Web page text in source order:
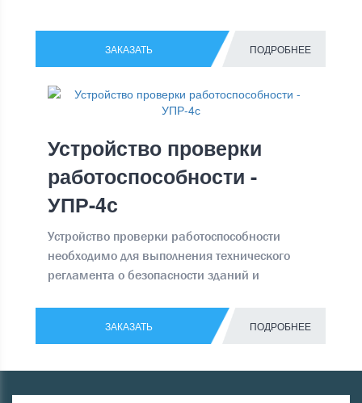
ЗАКАЗАТЬ ПОДРОБНЕЕ
Устройство проверки
работоспособности -
УПР-4с
Устройство проверки работоспособности
необходимо для выполнения технического
регламента о безопасности зданий и
ЗАКАЗАТЬ ПОДРОБНЕЕ